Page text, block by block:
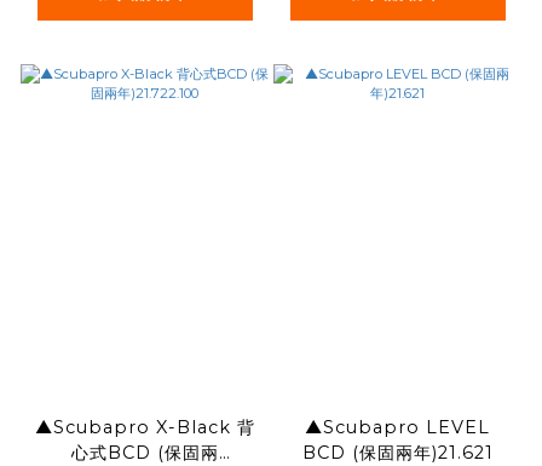
▲Scubapro X-Black 背
心式BCD (保固兩
▲Scubapro LEVEL
BCD (保固兩年)21.621